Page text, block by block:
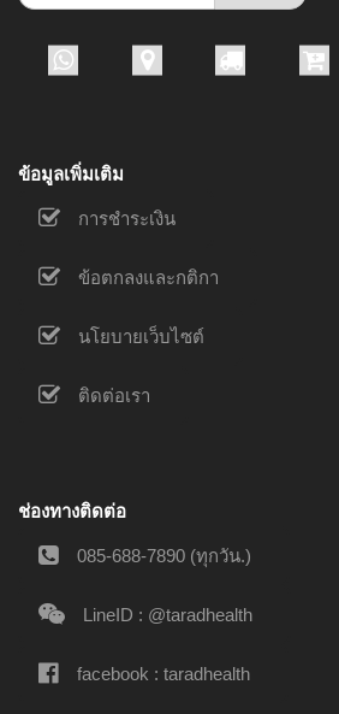
สำหรับ:
ข้อมูลเพิ่มเติม
การชำระเงิน
ข้อตกลงและกติกา
นโยบายเว็บไซต์
ติดต่อเรา
ช่องทางติดต่อ
085-688-7890 (ทุกวัน.)
LineID : @taradhealth
facebook : taradhealth